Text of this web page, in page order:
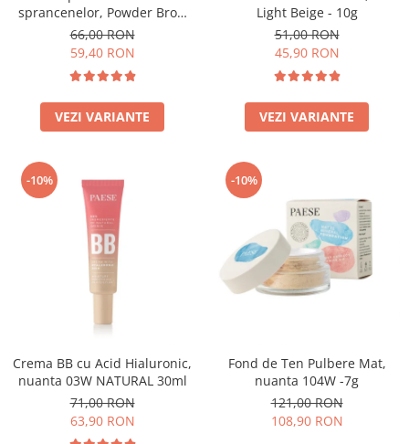
sprancenelor, Powder Brow
Pencil, nuanta Honey Blond -
1.19g
66,00 RON
59,40 RON
VEZI VARIANTE
Light Beige - 10g
51,00 RON
45,90 RON
VEZI VARIANTE
-10%
Crema BB cu Acid Hialuronic,
nuanta 03W NATURAL 30ml
71,00 RON
63,90 RON
-10%
Fond de Ten Pulbere Mat,
nuanta 104W -7g
121,00 RON
108,90 RON